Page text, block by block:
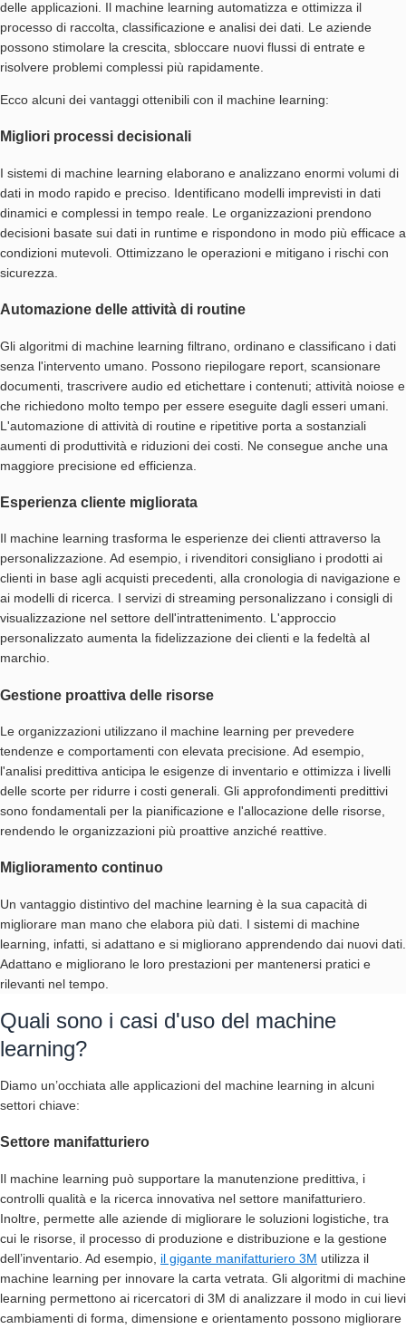
delle applicazioni. Il machine learning automatizza e ottimizza il
processo di raccolta, classificazione e analisi dei dati. Le aziende
possono stimolare la crescita, sbloccare nuovi flussi di entrate e
risolvere problemi complessi più rapidamente.
Ecco alcuni dei vantaggi ottenibili con il machine learning:
Migliori processi decisionali
I sistemi di machine learning elaborano e analizzano enormi volumi di
dati in modo rapido e preciso. Identificano modelli imprevisti in dati
dinamici e complessi in tempo reale. Le organizzazioni prendono
decisioni basate sui dati in runtime e rispondono in modo più efficace a
condizioni mutevoli. Ottimizzano le operazioni e mitigano i rischi con
sicurezza.
Automazione delle attività di routine
Gli algoritmi di machine learning filtrano, ordinano e classificano i dati
senza l'intervento umano. Possono riepilogare report, scansionare
documenti, trascrivere audio ed etichettare i contenuti; attività noiose e
che richiedono molto tempo per essere eseguite dagli esseri umani.
L'automazione di attività di routine e ripetitive porta a sostanziali
aumenti di produttività e riduzioni dei costi. Ne consegue anche una
maggiore precisione ed efficienza.
Esperienza cliente migliorata
Il machine learning trasforma le esperienze dei clienti attraverso la
personalizzazione. Ad esempio, i rivenditori consigliano i prodotti ai
clienti in base agli acquisti precedenti, alla cronologia di navigazione e
ai modelli di ricerca. I servizi di streaming personalizzano i consigli di
visualizzazione nel settore dell'intrattenimento. L'approccio
personalizzato aumenta la fidelizzazione dei clienti e la fedeltà al
marchio.
Gestione proattiva delle risorse
Le organizzazioni utilizzano il machine learning per prevedere
tendenze e comportamenti con elevata precisione. Ad esempio,
l'analisi predittiva anticipa le esigenze di inventario e ottimizza i livelli
delle scorte per ridurre i costi generali. Gli approfondimenti predittivi
sono fondamentali per la pianificazione e l'allocazione delle risorse,
rendendo le organizzazioni più proattive anziché reattive.
Miglioramento continuo
Un vantaggio distintivo del machine learning è la sua capacità di
migliorare man mano che elabora più dati. I sistemi di machine
learning, infatti, si adattano e si migliorano apprendendo dai nuovi dati.
Adattano e migliorano le loro prestazioni per mantenersi pratici e
rilevanti nel tempo.
Quali sono i casi d'uso del machine
learning?
Diamo un’occhiata alle applicazioni del machine learning in alcuni
settori chiave:
Settore manifatturiero
Il machine learning può supportare la manutenzione predittiva, i
controlli qualità e la ricerca innovativa nel settore manifatturiero.
Inoltre, permette alle aziende di migliorare le soluzioni logistiche, tra
cui le risorse, il processo di produzione e distribuzione e la gestione
dell’inventario. Ad esempio, il gigante manifatturiero 3M utilizza il
machine learning per innovare la carta vetrata. Gli algoritmi di machine
learning permettono ai ricercatori di 3M di analizzare il modo in cui lievi
cambiamenti di forma, dimensione e orientamento possono migliorare